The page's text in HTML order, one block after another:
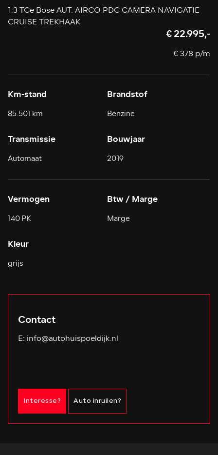
1.3 TCe Bose AUT. AIRCO PDC CAMERA NAVIGATIE
CRUISE TREKHAAK
€ 22.995,-
€ 378 p/m
Km-stand
85.501 km
Brandstof
Benzine
Transmissie
Automaat
Bouwjaar
2019
Vermogen
140 PK
Btw / Marge
Marge
Kleur
grijs
Contact
E: info@autohuispoeldijk.nl
Interesse? Auto inruilen?